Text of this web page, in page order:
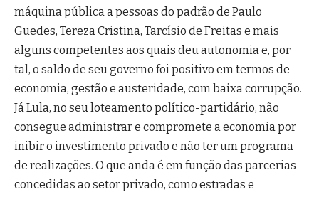
máquina pública a pessoas do padrão de Paulo
Guedes, Tereza Cristina, Tarcísio de Freitas e mais
alguns competentes aos quais deu autonomia e, por
tal, o saldo de seu governo foi positivo em termos de
economia, gestão e austeridade, com baixa corrupção.
Já Lula, no seu loteamento político-partidário, não
consegue administrar e compromete a economia por
inibir o investimento privado e não ter um programa
de realizações. O que anda é em função das parcerias
concedidas ao setor privado, como estradas e